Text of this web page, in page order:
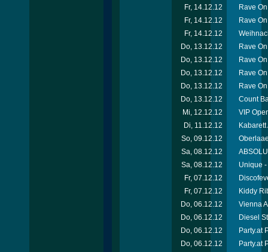
Fr, 14.12.12
Rave
Fr, 14.12.12
Rave
Fr, 14.12.12
Do, 13.12.12
Rave
Do, 13.12.12
Rave
Do, 13.12.12
Rave
Do, 13.12.12
Rave
Do, 13.12.12
Count
Mi, 12.12.12
VIP
Di, 11.12.12
So, 09.12.12
Sa, 08.12.12
Sa, 08.12.12
Unique
Fr, 07.12.12
Fr, 07.12.12
Kiddy
Do, 06.12.12
Vienna
Do, 06.12.12
Diesel
Do, 06.12.12
Party.at
Do, 06.12.12
Party.at